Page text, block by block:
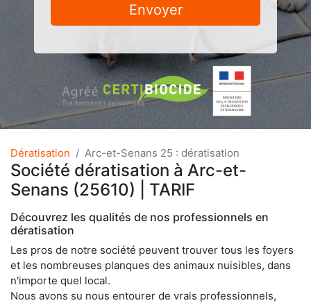
Envoyer
Dératisation Arc-et-Senans 25 : dératisation
Société dératisation à Arc-et-
Senans (25610) | TARIF
Découvrez les qualités de nos professionnels en
dératisation
Les pros de notre société peuvent trouver tous les foyers
et les nombreuses planques des animaux nuisibles, dans
n'importe quel local.
Nous avons su nous entourer de vrais professionnels,